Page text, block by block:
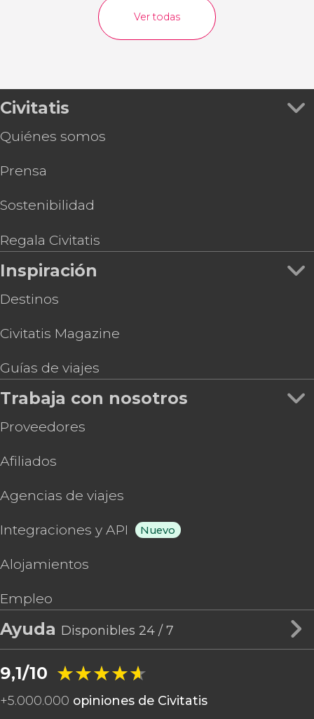
Ver todas
Civitatis
Quiénes somos
Prensa
Sostenibilidad
Regala Civitatis
Inspiración
Destinos
Civitatis Magazine
Guías de viajes
Trabaja con nosotros
Proveedores
Afiliados
Agencias de viajes
Integraciones y API Nuevo
Alojamientos
Empleo
Ayuda Disponibles 24 / 7
9,1/10 ★★★★★
★★★★★
+5.000.000 opiniones de Civitatis